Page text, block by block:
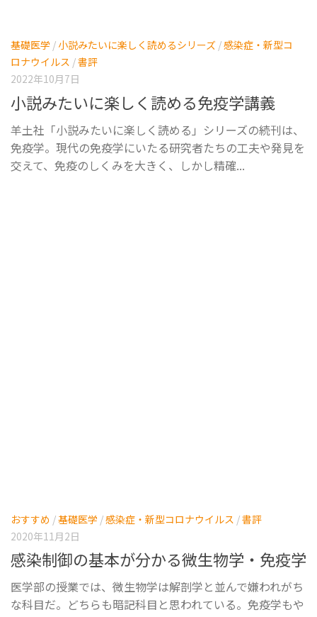
基礎医学 / 小説みたいに楽しく読めるシリーズ /感染症・新型コ
ロナウイルス /書評
2022年10月7日
小説みたいに楽しく読める免疫学講義
羊土社「小説みたいに楽しく読める」シリーズの続刊は、
免疫学。現代の免疫学にいたる研究者たちの工夫や発見を
交えて、免疫のしくみを大きく、しかし精確...
おすすめ /基礎医学 /感染症・新型コロナウイルス /書評
2020年11月2日
感染制御の基本が分かる微生物学・免疫学
医学部の授業では、微生物学は解剖学と並んで嫌われがち
な科目だ。どちらも暗記科目と思われている。免疫学もや